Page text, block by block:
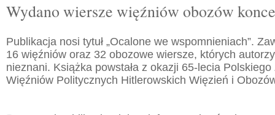
Wydano wiersze więźniów obozów
Publikacja nosi tytuł „Ocalone we wspomnieniach”.
16 więźniów oraz 32 obozowe wiersze, których
nieznani. Książka powstała z okazji 65-lecia Polskiego
Więźniów Politycznych Hitlerowskich Więzień i